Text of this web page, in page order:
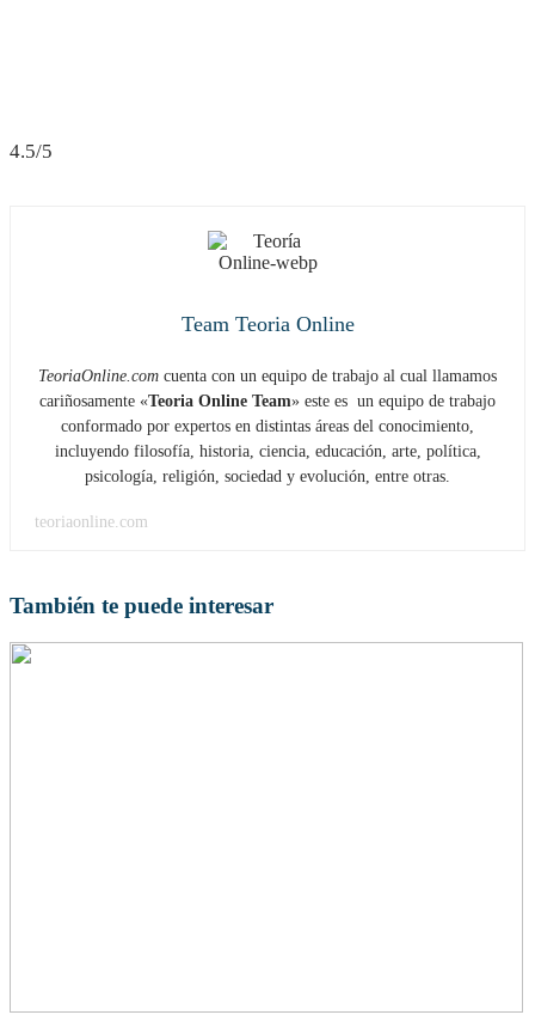
4.5/5
Team Teoria Online
TeoriaOnline.com cuenta con un equipo de trabajo al cual llamamos
cariñosamente «Teoria Online Team» este es un equipo de trabajo
conformado por expertos en distintas áreas del conocimiento,
incluyendo filosofía, historia, ciencia, educación, arte, política,
psicología, religión, sociedad y evolución, entre otras.
teoriaonline.com
También te puede interesar